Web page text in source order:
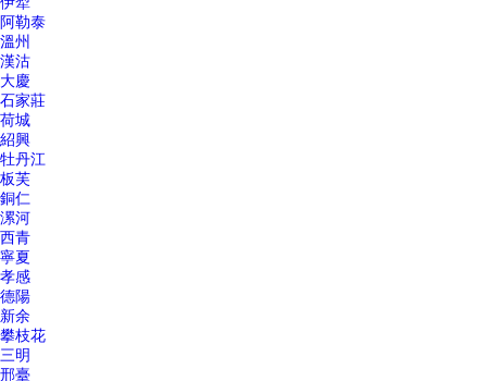
阿勒泰
溫州
漢沽
大慶
石家莊
荷城
紹興
牡丹江
板芙
銅仁
漯河
西青
寧夏
孝感
德陽
新余
攀枝花
三明
邢臺